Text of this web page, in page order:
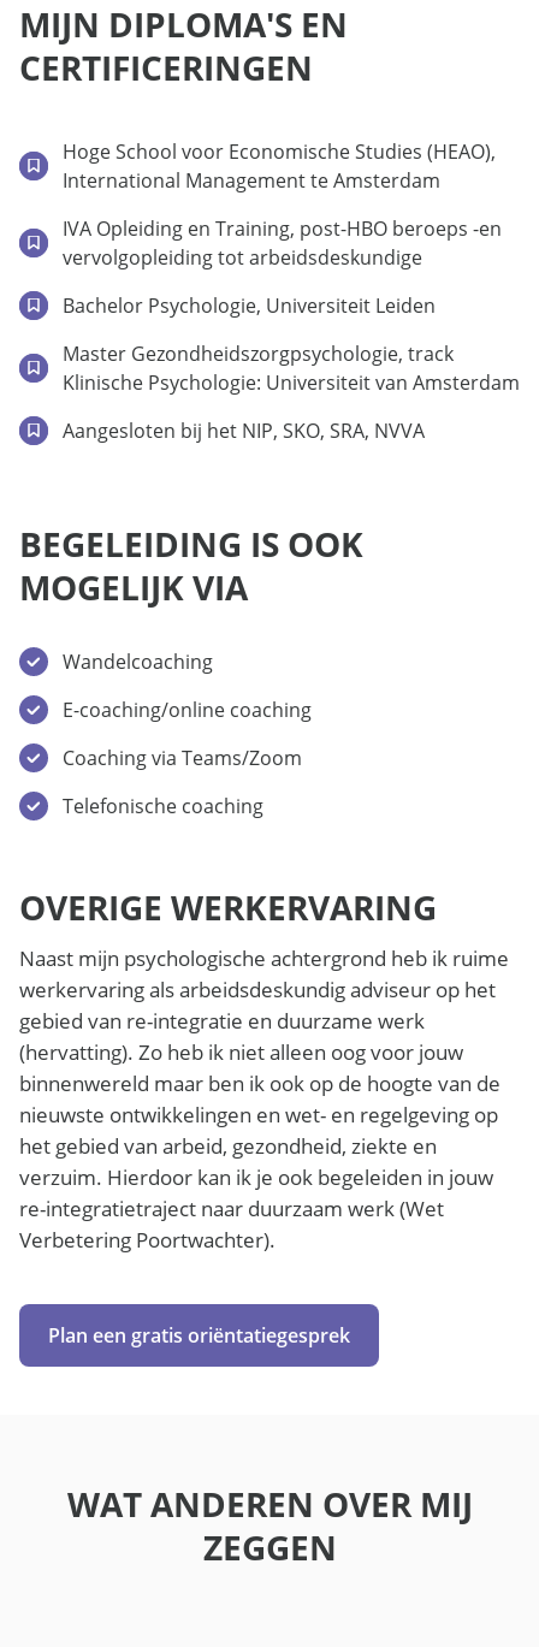
MIJN DIPLOMA'S EN
CERTIFICERINGEN
Hoge School voor Economische Studies (HEAO),
International Management te Amsterdam
IVA Opleiding en Training, post-HBO beroeps -en
vervolgopleiding tot arbeidsdeskundige
Bachelor Psychologie, Universiteit Leiden
Master Gezondheidszorgpsychologie, track
Klinische Psychologie: Universiteit van Amsterdam
Aangesloten bij het NIP, SKO, SRA, NVVA
BEGELEIDING IS OOK
MOGELIJK VIA
Wandelcoaching
E-coaching/online coaching
Coaching via Teams/Zoom
Telefonische coaching
OVERIGE WERKERVARING
Naast mijn psychologische achtergrond heb ik ruime
werkervaring als arbeidsdeskundig adviseur op het
gebied van re-integratie en duurzame werk
(hervatting). Zo heb ik niet alleen oog voor jouw
binnenwereld maar ben ik ook op de hoogte van de
nieuwste ontwikkelingen en wet- en regelgeving op
het gebied van arbeid, gezondheid, ziekte en
verzuim. Hierdoor kan ik je ook begeleiden in jouw
re-integratietraject naar duurzaam werk (Wet
Verbetering Poortwachter).
Plan een gratis oriëntatiegesprek
WAT ANDEREN OVER MIJ
ZEGGEN